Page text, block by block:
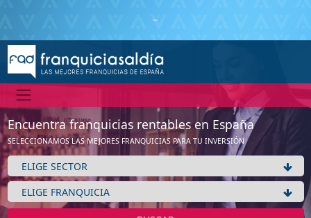
Encuentra franquicias rentables en España
SELECCIONAMOS LAS MEJORES FRANQUICIAS PARA TU INVERSIÓN